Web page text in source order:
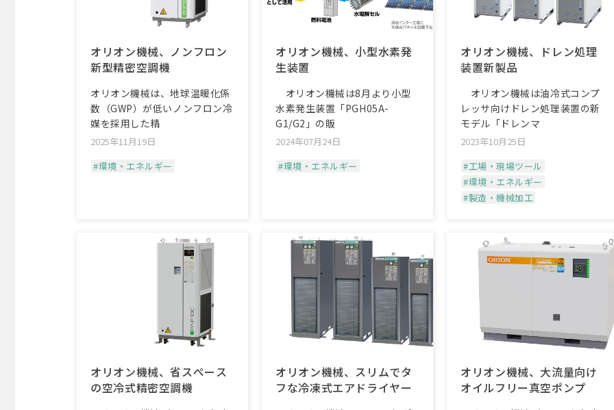
オリオン機械、ノンフロン
新型精密空調機
オリオン機械は、地球温暖化係
数（GWP）が低いノンフロン冷
媒を採用した精
2025年11月19日
#環境・エネルギー
オリオン機械、小型水素発
生装置
オリオン機械は8月より小型
水素発生装置「PGH05A-
G1/G2」の販
2024年07月24日
#環境・エネルギー
オリオン機械、ドレン処理
装置新製品
オリオン機械は油冷式コンプ
レッサ向けドレン処理装置の新
モデル「ドレンマ
2023年10月25日
#工場・現場ツール
#環境・エネルギー
#製造・機械加工
オリオン機械、省スペース
の空冷式精密空調機
オリオン機械、スリムでタ
フな冷凍式エアドライヤー
オリオン機械、大流量向け
オイルフリー真空ポンプ